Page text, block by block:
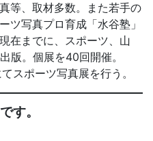
等、取材多数。また若手の
ツ写真プロ育成「水谷塾」
在までに、スポーツ、山
版。個展を40回開催。
スポーツ写真展を行う。
す。